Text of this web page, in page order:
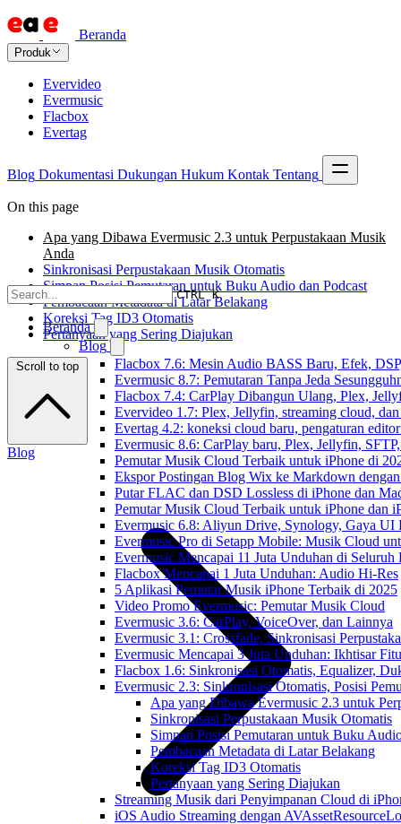
Beranda
Produk
Evervideo
Evermusic
Flacbox
Evertag
Blog Dokumentasi Dukungan Hukum Kontak Tentang
CTRL K
Beranda
Blog
Flacbox 7.6: Mesin Audio BASS Baru, Efek,
Evermusic 8.7: Pemutaran Tanpa Jeda
Flacbox 7.4: CarPlay Dibangun Ulang, Plex,
Evervideo 1.7: Plex, Jellyfin, streaming cloud,
Evertag 4.2: koneksi cloud baru, pengaturan
Evermusic 8.6: CarPlay baru, Plex, Jellyfin,
Pemutar Musik Cloud Terbaik untuk iPhone di
Ekspor Postingan Blog Wix ke Markdown
Putar FLAC dan DSD Lossless di iPhone dan
Pemutar Musik Cloud Terbaik untuk iPhone dan
Evermusic 6.8: Aliyun Drive, Synology, Gaya UI
Evermusic Pro di Setapp Mobile: Musik Cloud
Evermusic Mencapai 11 Juta Unduhan di Seluruh
Flacbox Mencapai 1 Juta Unduhan: Audio Hi-Res
5 Aplikasi Pemutar Musik iPhone Terbaik di 2025
Video Promo Evermusic: Pemutar Musik Cloud
Evermusic 3.6: CarPlay, VoiceOver, dan Lainnya
Evermusic 3.1: Crossfade, Sinkronisasi
Evermusic Mencapai 3 Juta Unduhan: Ikhtisar
Flacbox 1.6: Sinkronisasi Otomatis, Equalizer,
Evermusic 2.3: Sinkronisasi Otomatis, Posisi
Apa yang Dibawa Evermusic 2.3 untuk
Sinkronisasi Perpustakaan Musik Otomatis
Simpan Posisi Pemutaran untuk Buku
Pembacaan Metadata di Latar Belakang
Koreksi Tag ID3 Otomatis
Pertanyaan yang Sering Diajukan
Streaming Musik dari Penyimpanan Cloud di
iOS Audio Streaming dengan
On this page
Apa yang Dibawa Evermusic 2.3 untuk Perpustakaan Musik
Anda
Sinkronisasi Perpustakaan Musik Otomatis
Simpan Posisi Pemutaran untuk Buku Audio dan Podcast
Pembacaan Metadata di Latar Belakang
Koreksi Tag ID3 Otomatis
Pertanyaan yang Sering Diajukan
Scroll to top
Blog